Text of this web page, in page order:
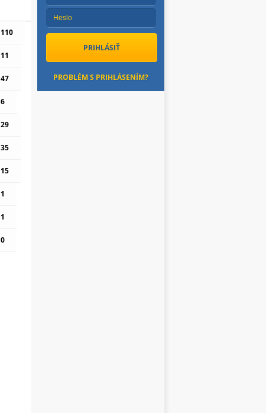
110
11
47
6
29
35
15
1
1
0
PROBLÉM S PRIHLÁSENÍM?